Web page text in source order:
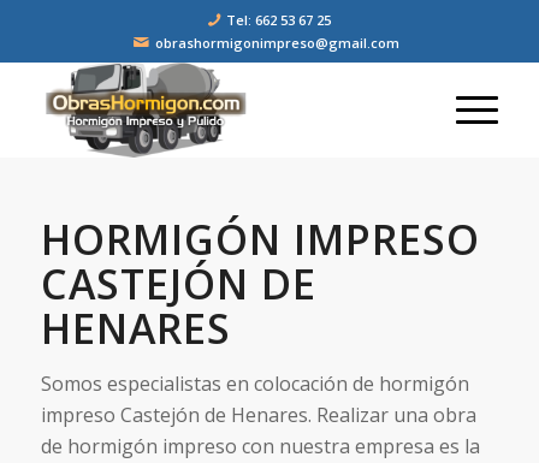
Tel: 662 53 67 25
obrashormigonimpreso@gmail.com
HORMIGÓN IMPRESO
CASTEJÓN DE
HENARES
Somos especialistas en colocación de hormigón
impreso Castejón de Henares. Realizar una obra
de hormigón impreso con nuestra empresa es la